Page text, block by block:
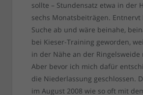
sollte – Stundensatz etwa in der
sechs Monatsbeiträgen.
Suche ab und wäre beinahe,
bei Kieser-Training geworden,
in der Nähe an der
Aber bevor ich mich dafür
die Niederlassung geschlossen.
im August 2008 wie so oft mit